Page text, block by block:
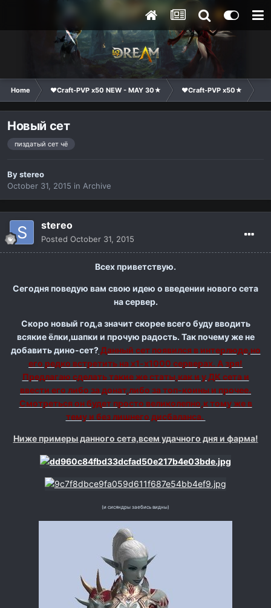
Home ❤Craft-PVP x50 NEW - MAY 30★ ❤Craft-PVP x50★
Новый сет
пиздатый сет чё
Bystereo
October 31, 2015 in Archive
stereo
Posted October 31, 2015
Всех приветствую.
Сегодня поведую вам свою идею о введении нового сета
на сервер.
Скоро новый год,а значит скорее всего буду вводить
всякие ёлки,шапки и прочую радость. Так почему же не
добавить дино-сет?Данный сет появился в интерлюде,но
его редко встретить на х1-х1000 серверах. А зря!
Предлагаю сделать такие же статы,как и у ДК сета и
ввести его либо за донат,либо за топ-коины и прочее.
Смотреться он будет просто великолепно,к тому же в
тему и без лишнего дисбаланса.
Ниже примеры данного сета,всем удачного дня и фарма!
(и сисяндры заебись видны)